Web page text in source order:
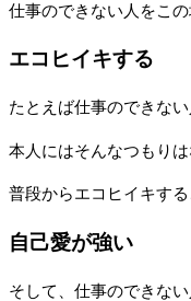
仕事のできない人をこ
エコヒイキする
たとえば仕事のできな
本人にはそんなつもり
普段からエコヒイキす
自己愛が強い
そして、仕事のできな